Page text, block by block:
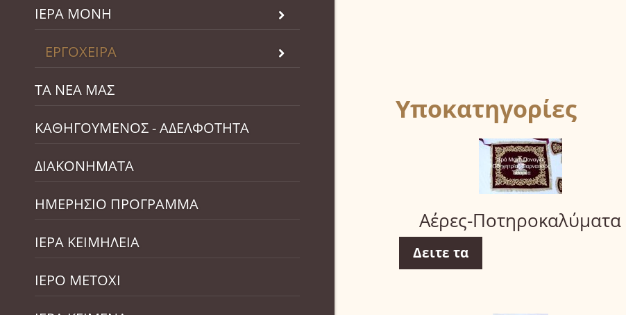
ΙΕΡΑ ΜΟΝΗ
ΕΡΓΟΧΕΙΡΑ
ΤΑ ΝΕΑ ΜΑΣ
ΚΑΘΗΓΟΥΜΕΝΟΣ - ΑΔΕΛΦΟΤΗΤΑ
ΔΙΑΚΟΝΗΜΑΤΑ
ΗΜΕΡΗΣΙΟ ΠΡΟΓΡΑΜΜΑ
ΙΕΡΑ ΚΕΙΜΗΛΕΙΑ
ΙΕΡΟ ΜΕΤΟΧΙ
Υποκατηγορίες
Αέρες-Ποτηροκαλύματα
Δειτε τα